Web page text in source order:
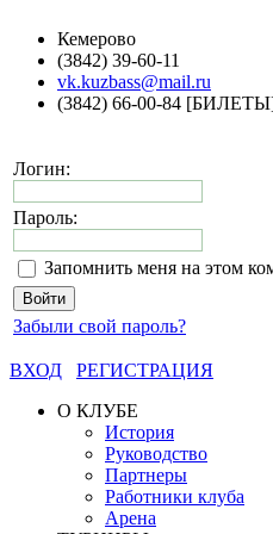
Кемерово
(3842) 39-60-11
vk.kuzbass@mail.ru
(3842) 66-00-84
Логин:
Пароль:
Запомнить меня на этом
Забыли свой пароль?
ВХОД
РЕГИСТРАЦИЯ
О КЛУБЕ
История
Руководство
Партнеры
Работники клуба
Арена